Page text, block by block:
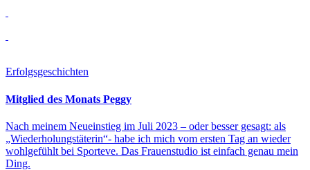
Erfolgsgeschichten
Mitglied des Monats Peggy
Nach meinem Neueinstieg im Juli 2023 – oder besser gesagt: als
„Wiederholungstäterin“- habe ich mich vom ersten Tag an wieder
wohlgefühlt bei Sporteve. Das Frauenstudio ist einfach genau mein
Ding.